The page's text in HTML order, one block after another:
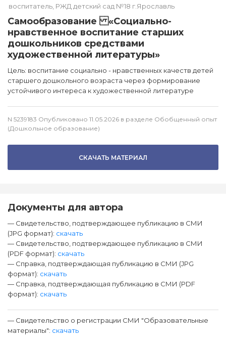
воспитатель, РЖД детский сад №18 г.Ярославль
Самообразование «Социально-
нравственное воспитание старших
дошкольников средствами
художественной литературы»
Цель: воспитание социально - нравственных качеств детей
старшего дошкольного возраста через формирование
устойчивого интереса к художественной литературе
N 5239183 Опубликовано 11.05.2026 в разделе Обобщенный опыт
(Дошкольное образование)
СКАЧАТЬ МАТЕРИАЛ
Документы для автора
— Свидетельство, подтверждающее публикацию в СМИ
(JPG формат): скачать
— Свидетельство, подтверждающее публикацию в СМИ
(PDF формат): скачать
— Справка, подтверждающая публикацию в СМИ (JPG
формат): скачать
— Справка, подтверждающая публикацию в СМИ (PDF
формат): скачать
— Свидетельство о регистрации СМИ "Образовательные
материалы": скачать